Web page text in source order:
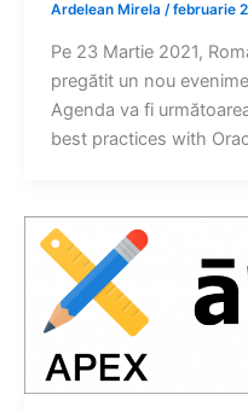
Ardelean Mirela /februarie
Pe 23 Martie 2021,
pregătit un nou
Agenda va fi
best practices with